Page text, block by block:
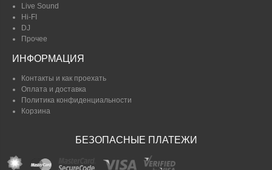
Live Sound
Hi-FI
DJ
Прочее
ИНФОРМАЦИЯ
Контакты и как проехать
Оплата и доставка
Политика конфиденциальности
Корзина
БЕЗОПАСНЫЕ ПЛАТЕЖИ